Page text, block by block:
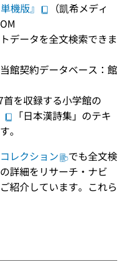
機版』
（凱希メディ
データを全文検索できま
当館契約データベース：館
を収録する小学館の
「日本漢詩集」のテキ
。
レクション
でも全文検
詳細をリサーチ・ナビ
紹介しています。これら